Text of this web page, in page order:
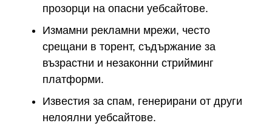
прозорци на опасни уебсайтове.
Измамни рекламни мрежи, често
срещани в торент, съдържание за
възрастни и незаконни стрийминг
платформи.
Известия за спам, генерирани от други
нелоялни уебсайтове.